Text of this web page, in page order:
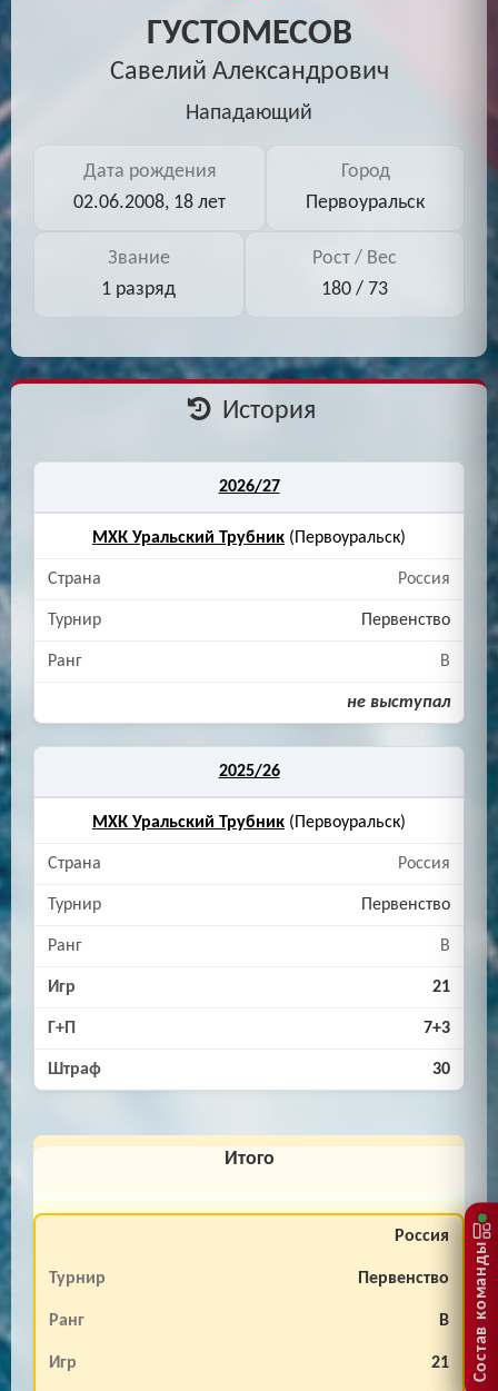
ГУСТОМЕСОВ
Савелий Александрович
Нападающий
Дата рождения
02.06.2008, 18 лет
Город
Первоуральск
Звание
1 разряд
Рост / Вес
180 / 73
История
2026/27
МХК Уральский Трубник (Первоуральск)
Россия
Первенство
B
не выступал
2025/26
МХК Уральский Трубник (Первоуральск)
Россия
Первенство
B
21
7+3
30
Итого
Россия
Первенство
B
21 Состав команды